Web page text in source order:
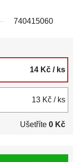
740415060
14 Kč / ks
13 Kč / ks
Ušetříte 0 Kč